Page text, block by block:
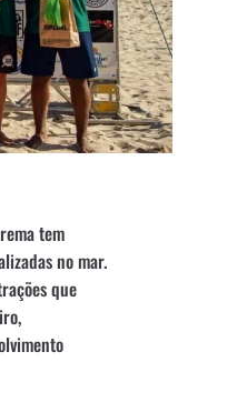
tem
no mar.
que